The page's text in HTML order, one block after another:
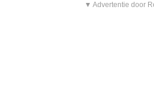
▼ Advertentie door